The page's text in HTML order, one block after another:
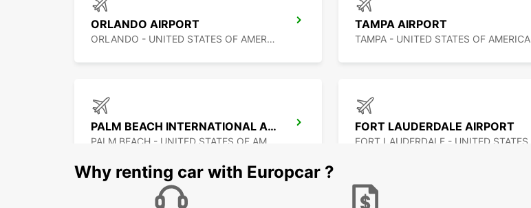
ORLANDO AIRPORT
ORLANDO - UNITED STATES OF AMERICA
TAMPA AIRPORT
TAMPA - UNITED STATES OF AMERICA
PALM BEACH INTERNATIONAL AIRPORT FORT LAUDERDALE AIRPORT
Why renting car with Europcar ?